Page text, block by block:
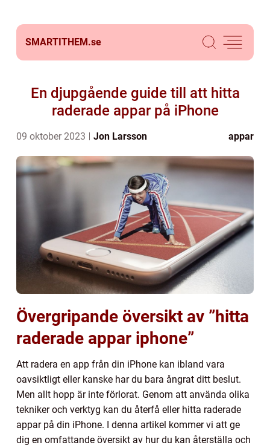
SMARTITHEM.se
En djupgående guide till att hitta
raderade appar på iPhone
09 oktober 2023 Jon Larsson appar
Övergripande översikt av ”hitta
raderade appar iphone”
Att radera en app från din iPhone kan ibland vara
oavsiktligt eller kanske har du bara ångrat ditt beslut.
Men allt hopp är inte förlorat. Genom att använda olika
tekniker och verktyg kan du återfå eller hitta raderade
appar på din iPhone. I denna artikel kommer vi att ge
dig en omfattande översikt av hur du kan återställa och